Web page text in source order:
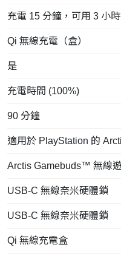
充電 15 分鐘，可用 3 小時
Qi 無線充電（盒）
是
充電時間 (100%)
90 分鐘
適用於 PlayStation 的
Arctis Gamebuds™ 無線
USB-C 無線奈米硬體鎖
USB-C 無線奈米硬體鎖
Qi 無線充電盒